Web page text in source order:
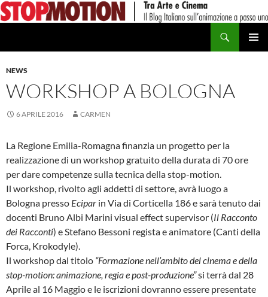
Vai
al
NEWS
WORKSHOP A BOLOGNA
6 APRILE 2016 CARMEN
La Regione Emilia-Romagna finanzia un progetto per la
realizzazione di un workshop gratuito della durata di 70 ore
per dare competenze sulla tecnica della stop-motion.
Il workshop, rivolto agli addetti di settore, avrà luogo a
Bologna presso Ecipar in Via di Corticella 186 e sarà tenuto dai
docenti Bruno Albi Marini visual effect supervisor (Il Racconto
dei Racconti) e Stefano Bessoni regista e animatore (Canti della
Forca, Krokodyle).
Il workshop dal titolo “Formazione nell’ambito del cinema e della
stop-motion: animazione, regia e post-produzione”si terrà dal 28
Aprile al 16 Maggio e le iscrizioni dovranno essere presentate